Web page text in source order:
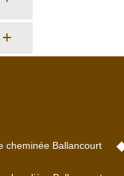
cheminée Ballancourt